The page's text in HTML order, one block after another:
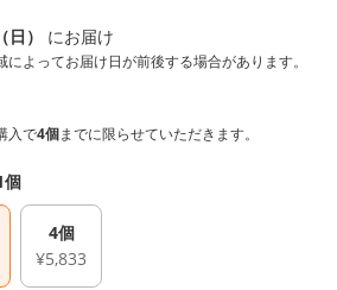
） にお届け
によってお届け日が前後する場合があります。
入で4個までに限らせていただきます。
個
4個
¥5,833